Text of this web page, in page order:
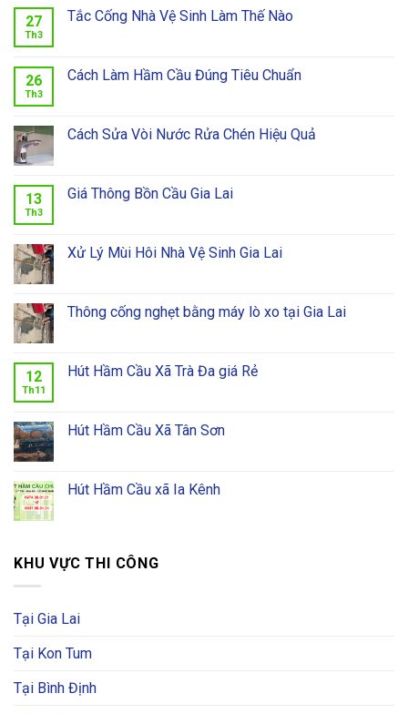
27
Th3
Tắc Cống Nhà Vệ Sinh Làm Thế Nào
26
Th3
Cách Làm Hầm Cầu Đúng Tiêu Chuẩn
Cách Sửa Vòi Nước Rửa Chén Hiệu Quả
13
Th3
Giá Thông Bồn Cầu Gia Lai
Xử Lý Mùi Hôi Nhà Vệ Sinh Gia Lai
Thông cống nghẹt bằng máy lò xo tại Gia Lai
12
Th11
Hút Hầm Cầu Xã Trà Đa giá Rẻ
Hút Hầm Cầu Xã Tân Sơn
Hút Hầm Cầu xã Ia Kênh
KHU VỰC THI CÔNG
Tại Gia Lai
Tại Kon Tum
Tại Bình Định